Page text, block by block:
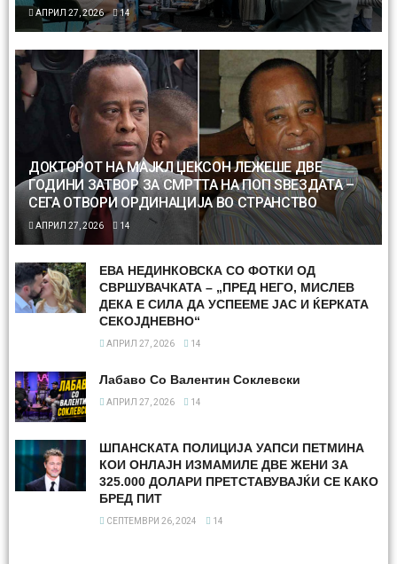
АПРИЛ 27, 2026 14
ДОКТОРОТ НА МАЈКЛ ЏЕКСОН ЛЕЖЕШЕ ДВЕ
ГОДИНИ ЗАТВОР ЗА СМРТТА НА ПОП SВЕЗДАТА –
СЕГА ОТВОРИ ОРДИНАЦИЈА ВО СТРАНСТВО
АПРИЛ 27, 2026 14
ЕВА НЕДИНКОВСКА СО ФОТКИ ОД
СВРШУВАЧКАТА – „ПРЕД НЕГО, МИСЛЕВ
ДЕКА Е СИЛА ДА УСПЕЕМЕ ЈАС И ЌЕРКАТА
СЕКОЈДНЕВНО“
АПРИЛ 27, 2026 14
Лабаво Со Валентин Соклевски
АПРИЛ 27, 2026 14
ШПАНСКАТА ПОЛИЦИЈА УАПСИ ПЕТМИНА
КОИ ОНЛАЈН ИЗМАМИЛЕ ДВЕ ЖЕНИ ЗА
325.000 ДОЛАРИ ПРЕТСТАВУВАЈЌИ СЕ КАКО
БРЕД ПИТ
СЕПТЕМВРИ 26, 2024 14